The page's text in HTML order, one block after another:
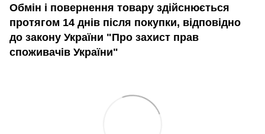
Обмін і повернення товару здійснюється
протягом 14 днів після покупки, відповідно
до закону України "Про захист прав
споживачів України"